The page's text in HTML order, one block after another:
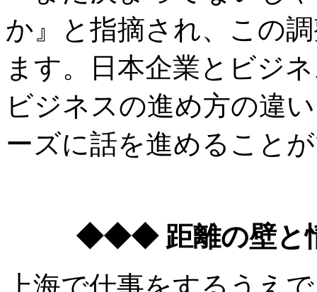
か』と指摘され、この
ます。日本企業とビジ
ビジネスの進め方の違
ーズに話を進めること
◆◆◆ 距離の壁と